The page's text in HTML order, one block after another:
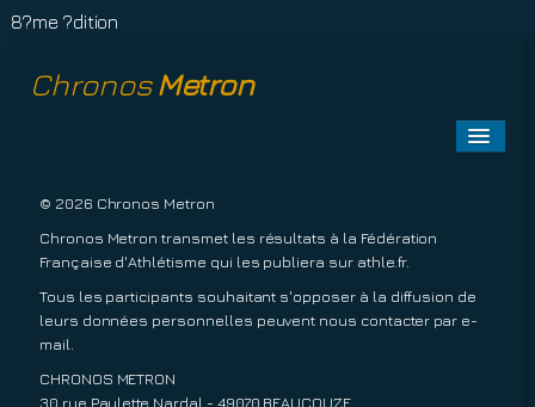
8?me ?dition
Chronos Metron
Toggle
A PROPOS
EPREUVES À VENIR
EPREUVES TERMINÉES
CHRONOS METRON
30 rue Paulette Nardal - 49070 BEAUCOUZE
Chronos Metron transmet les résultats à la Fédération
Française d'Athlétisme qui les publiera sur athle.fr.
Tous les participants souhaitant s'opposer à la diffusion de
leurs données personnelles peuvent nous contacter par e-
mail.
© 2026 Chronos Metron